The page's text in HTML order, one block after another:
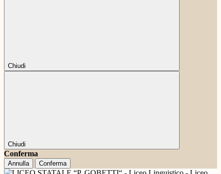
Chiudi
Chiudi
Conferma
Annulla Conferma